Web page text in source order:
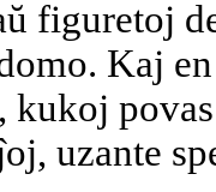
figuretoj
Kaj
kukoj
uzante